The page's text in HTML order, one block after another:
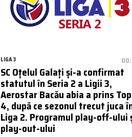
LIGA 3
SC Oțelul Galați și-a confirmat
statutul în Seria 2 a Ligii 3,
Aerostar Bacău abia a prins Top
4, după ce sezonul trecut juca
Liga 2. Programul play-off-ului
play-out-ului